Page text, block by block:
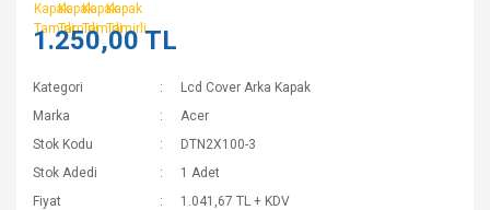
1.250,00 TL
Kategori
Lcd Cover Arka Kapak
Marka
Acer
Stok Kodu
DTN2X100-3
Stok Adedi
1 Adet
Fiyat
1.041,67 TL + KDV